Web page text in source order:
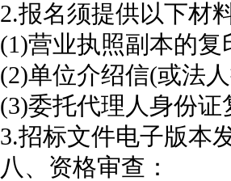
2.报名须提供以下材
(1)营业执照副本的
(2)单位介绍信(或法
(3)委托代理人身份证
3.招标文件电子版本
八、资格审查：